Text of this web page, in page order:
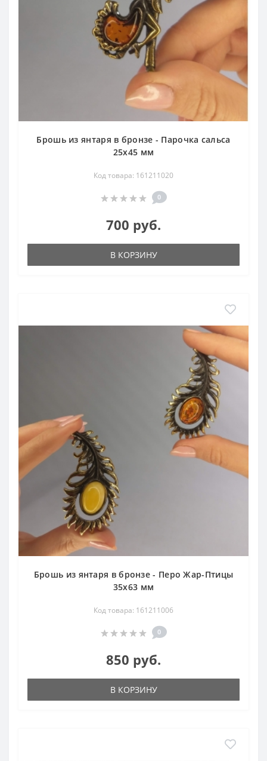
Брошь из янтаря в бронзе - Парочка сальса
25х45 мм
Код товара: 161211020
0
700 руб.
В КОРЗИНУ
Брошь из янтаря в бронзе - Перо Жар-Птицы
35х63 мм
Код товара: 161211006
0
850 руб.
В КОРЗИНУ